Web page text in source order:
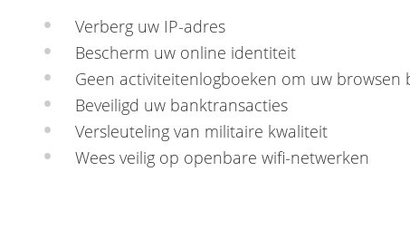
Verberg uw IP-adres
Bescherm uw online identiteit
Geen activiteitenlogboeken om uw browsen
Beveiligd uw banktransacties
Versleuteling van militaire kwaliteit
Wees veilig op openbare wifi-netwerken